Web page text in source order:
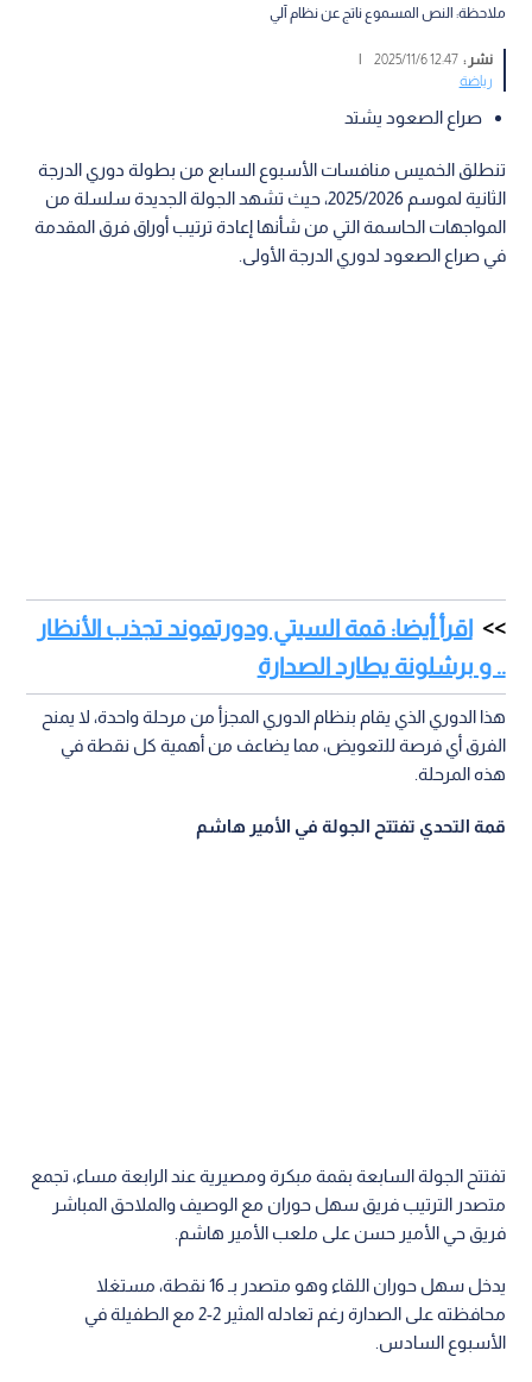
ملاحظة: النص المسموع ناتج عن نظام آلي
نشر :12:47 2025/11/6
|
رياضة
صراع الصعود يشتد
تنطلق الخميس منافسات الأسبوع السابع من بطولة دوري الدرجة
الثانية لموسم 2025/2026، حيث تشهد الجولة الجديدة سلسلة من
المواجهات الحاسمة التي من شأنها إعادة ترتيب أوراق فرق المقدمة
في صراع الصعود لدوري الدرجة الأولى.
اقرأ أيضا: قمة السيتي ودورتموند تجذب الأنظار
.. و برشلونة يطارد الصدارة
هذا الدوري الذي يقام بنظام الدوري المجزأ من مرحلة واحدة، لا يمنح
الفرق أي فرصة للتعويض، مما يضاعف من أهمية كل نقطة في
هذه المرحلة.
قمة التحدي تفتتح الجولة في الأمير هاشم
تفتتح الجولة السابعة بقمة مبكرة ومصيرية عند الرابعة مساء، تجمع
متصدر الترتيب فريق سهل حوران مع الوصيف والملاحق المباشر
فريق حي الأمير حسن على ملعب الأمير هاشم.
يدخل سهل حوران اللقاء وهو متصدر بـ 16 نقطة، مستغلا
محافظته على الصدارة رغم تعادله المثير 2-2 مع الطفيلة في
الأسبوع السادس.